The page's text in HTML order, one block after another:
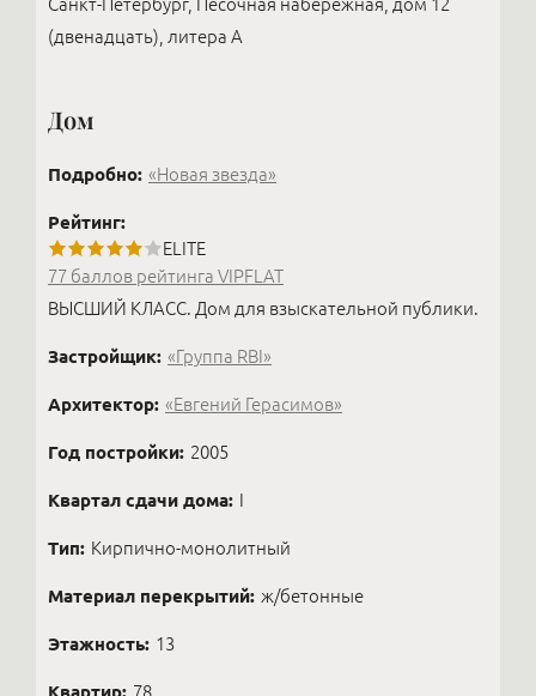
Санкт-Петербург, Песочная набережная, дом 12
(двенадцать), литера А
Дом
Подробно: «Новая звезда»
Рейтинг:
ELITE
77 баллов рейтинга VIPFLAT
ВЫСШИЙ КЛАСС. Дом для взыскательной публики.
Застройщик: «Группа RBI»
Архитектор: «Евгений Герасимов»
Год постройки: 2005
Квартал сдачи дома: I
Тип: Кирпично-монолитный
Материал перекрытий: ж/бетонные
Этажность: 13
Квартир: 78